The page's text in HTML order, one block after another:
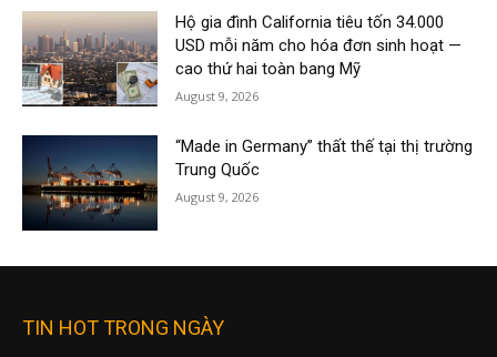
Hộ gia đình California tiêu tốn 34.000
USD mỗi năm cho hóa đơn sinh hoạt —
cao thứ hai toàn bang Mỹ
August 9, 2026
“Made in Germany” thất thế tại thị trường
Trung Quốc
August 9, 2026
TIN HOT TRONG NGÀY